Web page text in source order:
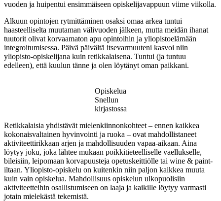
vuoden ja huipentui ensimmäiseen opiskelijavappuun viime viikolla.
Alkuun opintojen rytmittäminen osaksi omaa arkea tuntui
haasteelliselta muutaman välivuoden jälkeen, mutta meidän ihanat
tuutorit olivat korvaamaton apu opintoihin ja yliopistoelämään
integroitumisessa. Päivä päivältä itsevarmuuteni kasvoi niin
yliopisto-opiskelijana kuin retikkalaisena. Tuntui (ja tuntuu
edelleen), että kuulun tänne ja olen löytänyt oman paikkani.
Opiskelua
Snellun
kirjastossa
Retikkalaisia yhdistävät mielenkiinnonkohteet – ennen kaikkea
kokonaisvaltainen hyvinvointi ja ruoka – ovat mahdollistaneet
aktiviteettirikkaan arjen ja mahdollisuuden vapaa-aikaan. Aina
löytyy joku, joka lähtee mukaan poikkitieteelliselle vaellukselle,
bileisiin, leipomaan korvapuusteja opetuskeittiölle tai wine & paint-
iltaan. Yliopisto-opiskelu on kuitenkin niin paljon kaikkea muuta
kuin vain opiskelua. Mahdollisuus opiskelun ulkopuolisiin
aktiviteetteihin osallistumiseen on laaja ja kaikille löytyy varmasti
jotain mielekästä tekemistä.